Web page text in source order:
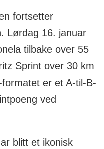
fortsetter
Lørdag 16. januar
tilbake over 55
Sprint over 30 km
er et A-til-B-
ved
blitt et ikonisk